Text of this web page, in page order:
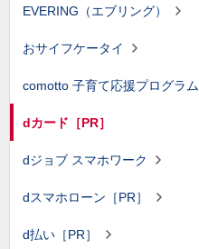
EVERING（エブリング）
おサイフケータイ
comotto 子育て応援プログラム
dカード［PR］
dジョブ スマホワーク
dスマホローン［PR］
d払い［PR］